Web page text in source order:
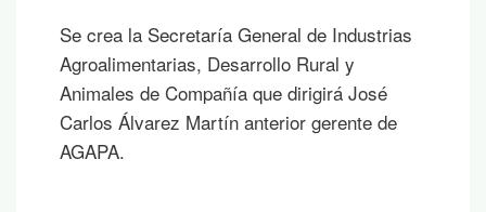
Se crea la Secretaría General de Industrias
Agroalimentarias, Desarrollo Rural y
Animales de Compañía que dirigirá José
Carlos Álvarez Martín anterior gerente de
AGAPA.